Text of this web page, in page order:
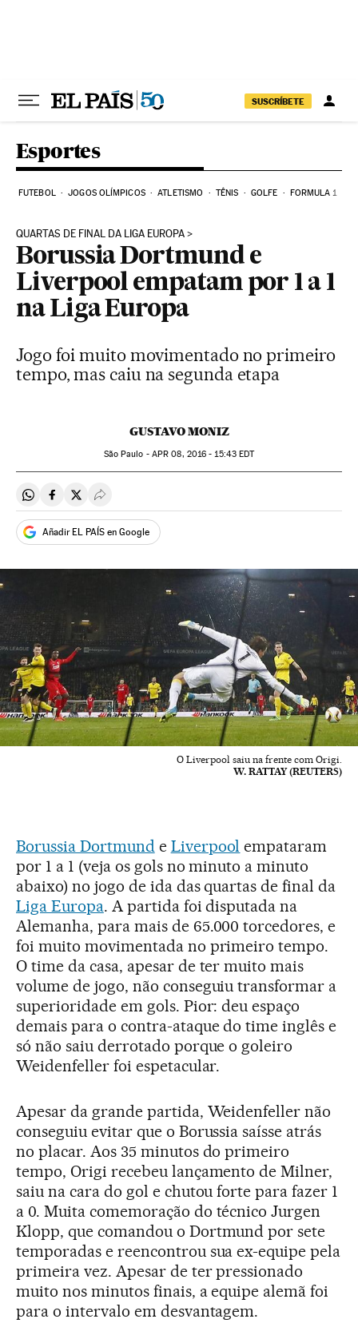
SUSCRÍBETE
Esportes
FUTEBOL JOGOS OLÍMPICOS ATLETISMO TÊNIS GOLFE FORMULA 1
QUARTAS DE FINAL DA LIGA EUROPA
Borussia Dortmund e
Liverpool empatam por 1 a 1
na Liga Europa
Jogo foi muito movimentado no primeiro
tempo, mas caiu na segunda etapa
GUSTAVO MONIZ
São Paulo - APR 08, 2016 - 15:43EDT
Compartir en Whatsapp
Compartir en Facebook
Compartir en Twitter
Desplegar Redes Sociales
Añadir EL PAÍS en Google
O Liverpool saiu na frente com Origi.
W. RATTAY (REUTERS)
Borussia Dortmunde Liverpool empataram
por 1 a 1 (veja os gols no minuto a minuto
abaixo) no jogo de ida das quartas de final da
Liga Europa. A partida foi disputada na
Alemanha, para mais de 65.000 torcedores, e
foi muito movimentada no primeiro tempo.
O time da casa, apesar de ter muito mais
volume de jogo, não conseguiu transformar a
superioridade em gols. Pior: deu espaço
demais para o contra-ataque do time inglês e
só não saiu derrotado porque o goleiro
Weidenfeller foi espetacular.
Apesar da grande partida, Weidenfeller não
conseguiu evitar que o Borussia saísse atrás
no placar. Aos 35 minutos do primeiro
tempo, Origi recebeu lançamento de Milner,
saiu na cara do gol e chutou forte para fazer 1
a 0. Muita comemoração do técnico Jurgen
Klopp, que comandou o Dortmund por sete
temporadas e reencontrou sua ex-equipe pela
primeira vez. Apesar de ter pressionado
muito nos minutos finais, a equipe alemã foi
para o intervalo em desvantagem.